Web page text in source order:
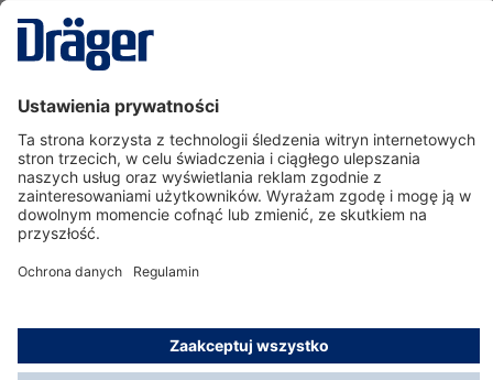
Serwisowa linia hotline
O nas
Korzystanie ze sklepu
© Dräger Polska Sp. z o.o., 2025